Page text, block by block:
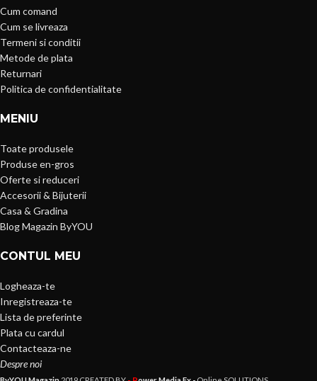
Cum comand
Cum se livreaza
Termeni si conditii
Metode de plata
Returnari
Politica de confidentialitate
MENIU
Toate produsele
Produse en-gros
Oferte si reduceri
Accesorii & Bijuterii
Casa & Gradina
Blog Magazin ByYOU
CONTUL MEU
Logheaza-te
Inregistreaza-te
Lista de preferinte
Plata cu cardul
Contacteaza-ne
Despre noi